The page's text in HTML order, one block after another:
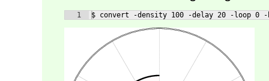
1 $ convert -density 100 -delay 20 -loop 0